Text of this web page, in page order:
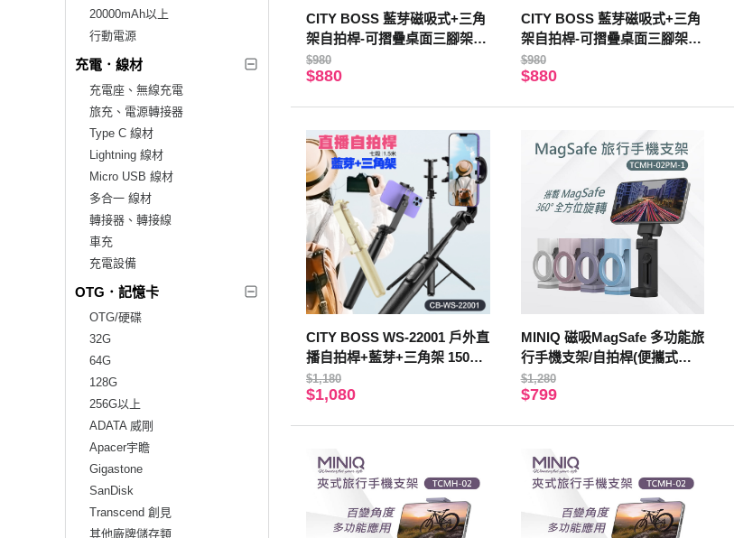
20000mAh以上
行動電源
充電．線材
充電座、無線充電
旅充、電源轉接器
Type C 線材
Lightning 線材
Micro USB 線材
多合一 線材
轉接器、轉接線
車充
充電設備
OTG．記憶卡
OTG/硬碟
32G
64G
128G
256G以上
ADATA 威剛
Apacer宇瞻
Gigastone
SanDisk
Transcend 創見
其他廠牌儲存類
CITY BOSS 藍芽磁吸式+三角
架自拍桿-可摺疊桌面三腳架 -
黑色
$980
$880
CITY BOSS 藍芽磁吸式+三角
架自拍桿-可摺疊桌面三腳架 -
白色
$980
$880
CITY BOSS WS-22001 戶外直
播自拍桿+藍芽+三角架 150公
分七段伸縮 附遙控器 適用直
播-黑
$1,180
$1,080
MINIQ 磁吸MagSafe 多功能旅
行手機支架/自拍桿(便攜式設
計、易於折疊) 粉紫
$1,280
$799